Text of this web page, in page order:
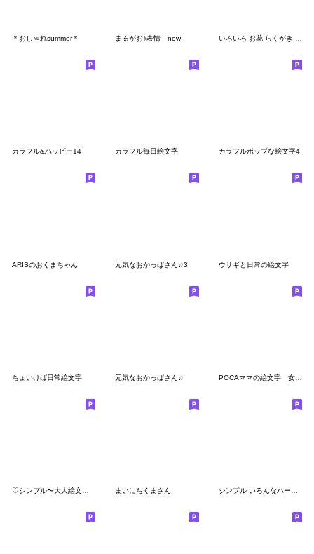
＊おしゃれsummer＊ まるがお♪表情 new
カラフル&ハッピー14 カラフル毎日絵文字 カラフルポップな絵文字4
ARISのおくまちゃん 元気なおかっぱさん♫3 ウサギと日常の絵文字
ちょいけば日常絵文字 元気なおかっぱさん♫ POCAママの絵文字 女の子編 2
♡シンプル〜大人絵文字♡ まいにちくまさん シンプル いろんなハートがたくさん